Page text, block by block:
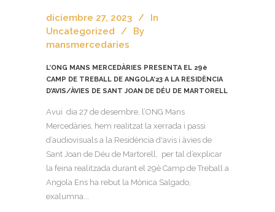
diciembre 27, 2023
In
Uncategorized
By
mansmercedaries
L’ONG MANS MERCEDÀRIES PRESENTA EL 29è
CAMP DE TREBALL DE ANGOLA’23 A LA RESIDÈNCIA
D’AVIS/ÀVIES DE SANT JOAN DE DÉU DE MARTORELL
Avui dia 27 de desembre, l’ONG Mans
Mercedàries, hem realitzat la xerrada i passi
d’audiovisuals a la Residència d'avis i àvies de
Sant Joan de Déu de Martorell, per tal d’explicar
la feina realitzada durant el 29è Camp de Treball a
Angola Ens ha rebut la Mònica Salgado,
exalumna...